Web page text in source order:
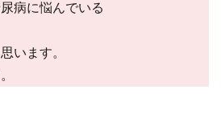
病に悩んでいる
います。